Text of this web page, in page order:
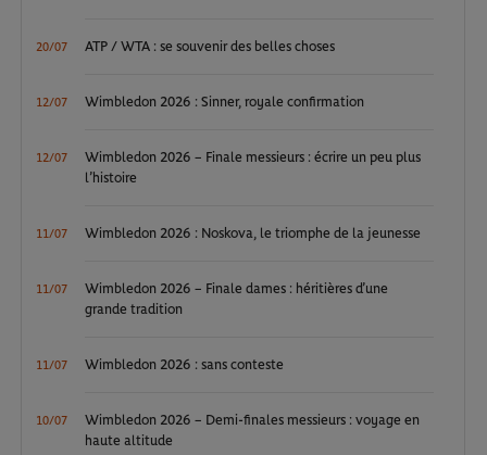
20/07 ATP / WTA : se souvenir des belles choses
12/07 Wimbledon 2026 : Sinner, royale confirmation
12/07
Wimbledon 2026 – Finale messieurs : écrire un peu plus
l’histoire
11/07 Wimbledon 2026 : Noskova, le triomphe de la jeunesse
11/07
Wimbledon 2026 – Finale dames : héritières d’une
grande tradition
11/07 Wimbledon 2026 : sans conteste
10/07
Wimbledon 2026 – Demi-finales messieurs : voyage en
haute altitude